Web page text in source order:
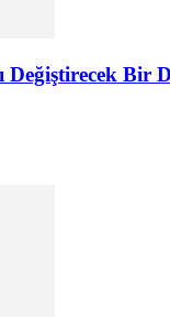
Değiştirecek